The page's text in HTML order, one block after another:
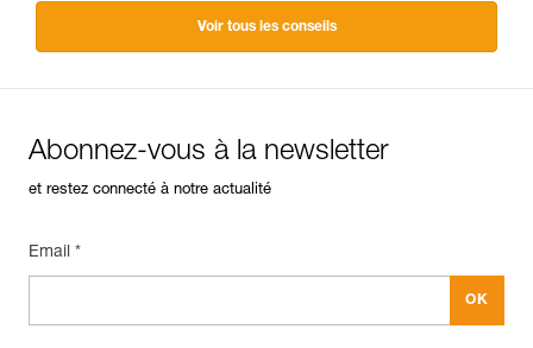
Voir tous les conseils
Abonnez-vous à la newsletter
et restez connecté à notre actualité
Email *